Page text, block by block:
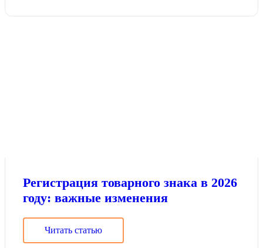
Регистрация товарного знака в 2026
году: важные изменения
Читать статью